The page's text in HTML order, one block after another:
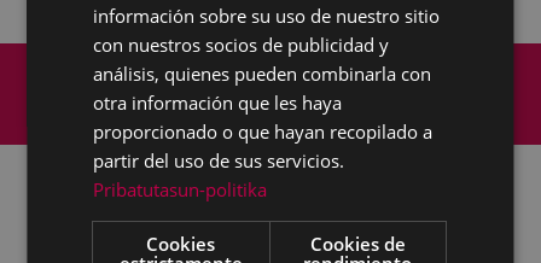
Aviso legal
Política de cookies
Accesibilidad
información sobre su uso de nuestro sitio
con nuestros socios de publicidad y
análisis, quienes pueden combinarla con
otra información que les haya
proporcionado o que hayan recopilado a
partir del uso de sus servicios.
Pribatutasun-politika
Cookies
Cookies de